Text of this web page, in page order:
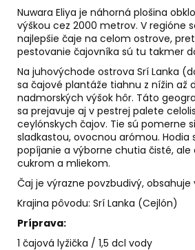
Nuwara Eliya je náhorná plošina
výškou cez 2000 metrov. V regióne
najlepšie čaje na celom ostrove,
pestovanie čajovníka sú tu takmer
Na juhovýchode ostrova Srí Lanka
sa čajové plantáže tiahnu z nížin až
nadmorských výšok hôr. Táto
sa prejavuje aj v pestrej palete
ceylónskych čajov. Tie sú pomerne
sladkastou, ovocnou arómou. Hodia
popíjanie a výborne chutia čisté,
cukrom a mliekom.
Čaj je výrazne povzbudivý,
Krajina pôvodu: Srí Lanka (Cejlón)
Príprava:
1 čajová lyžička / 1,5 dcl vody
LEV
-
SVIEČKA
K
ZNAMENIU
ZVEROKRUHU
Z
PALMOVÉHO
VOSKU
€5,95